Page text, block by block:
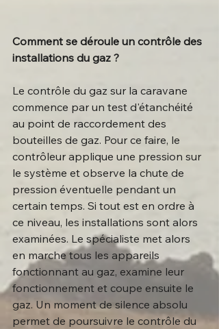
Comment se déroule un contrôle des
installations du gaz ?
Le contrôle du gaz sur la caravane
commence par un test d'étanchéité
au point de raccordement des
bouteilles de gaz. Pour ce faire, le
contrôleur applique une pression sur
le système et observe la chute de
pression éventuelle pendant un
certain temps. Si tout est en ordre à
ce niveau, les installations sont alors
examinées. Le spécialiste met alors
en marche tous les appareils
fonctionnant au gaz, examine leur
fonctionnement et coupe ensuite le
gaz. Un moment de silence absolu
permet de poursuivre le contrôle du